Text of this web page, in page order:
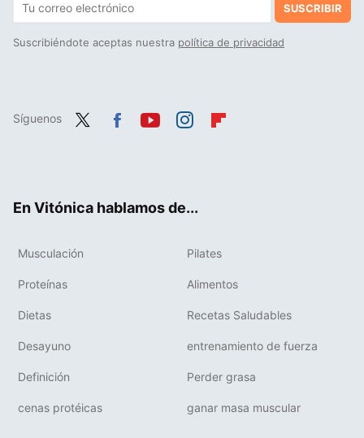
SUSCRIBIR
Suscribiéndote aceptas nuestra política de privacidad
Síguenos
En Vitónica hablamos de...
Musculación Pilates
Proteínas Alimentos
Dietas Recetas Saludables
Desayuno entrenamiento de fuerza
Definición Perder grasa
cenas protéicas ganar masa muscular